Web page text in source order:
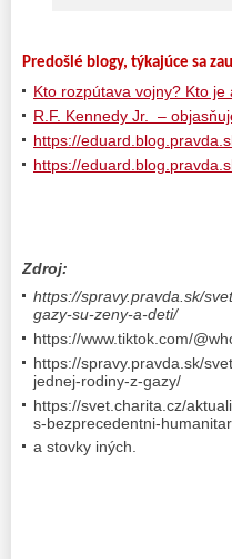
Predošlé blogy, týkajúce sa
Kto rozpútava vojny? Kto je
R.F. Kennedy Jr. –
https://
https://
Zdroj:
https://spravy.pravda.sk/
gazy-su-zeny-a-deti/
https://www.tiktok.com/
https://spravy.pravda.sk/
jednej-rodiny-z-gazy/
https://svet.charita.cz/
s-bezprecedentni-
a stovky iných.